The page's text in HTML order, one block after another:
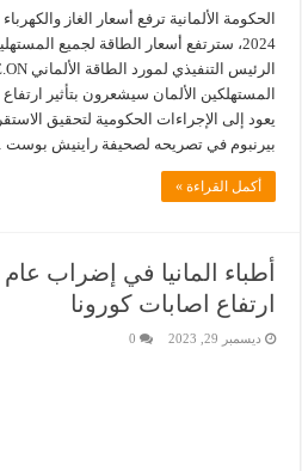
2024، سترتفع أسعار الطاقة لجميع
المستهلكين الألمان سيشعرون بتأثير
يعود إلى الإجراءات الحكومية لتحقيق
بيرنبوم في تصريحه لصحيفة راينيش بوست
أكمل القراءة »
أطباء المانيا في إضراب
ارتفاع اصابات كورونا
ديسمبر 29, 2023 0